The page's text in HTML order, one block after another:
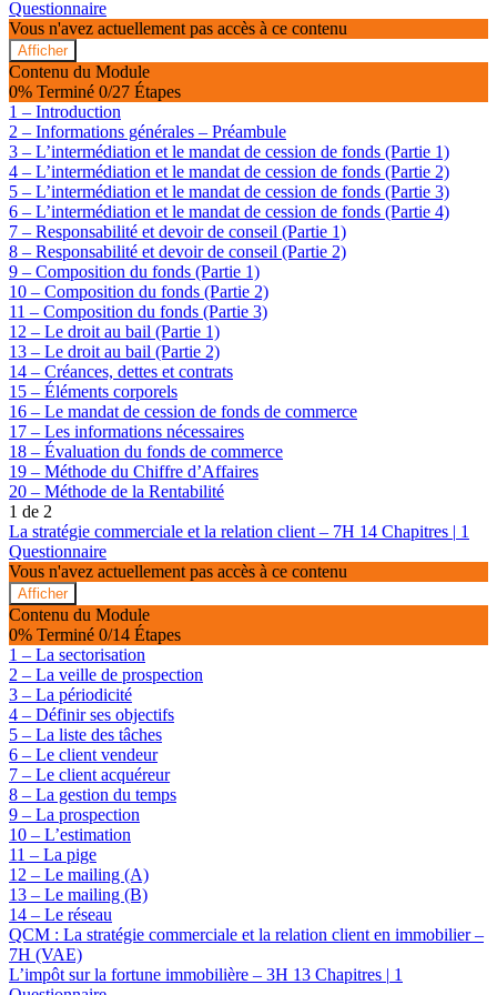
Questionnaire
Vous n'avez actuellement pas accès à ce contenu
Afficher
Le
fonds
de
commerce
et
son
évaluation
–
7H
Contenu du Module
0% Terminé 0/27 Étapes
1 – Introduction
2 – Informations générales – Préambule
3 – L’intermédiation et le mandat de cession de fonds (Partie 1)
4 – L’intermédiation et le mandat de cession de fonds (Partie 2)
5 – L’intermédiation et le mandat de cession de fonds (Partie 3)
6 – L’intermédiation et le mandat de cession de fonds (Partie 4)
7 – Responsabilité et devoir de conseil (Partie 1)
8 – Responsabilité et devoir de conseil (Partie 2)
9 – Composition du fonds (Partie 1)
10 – Composition du fonds (Partie 2)
11 – Composition du fonds (Partie 3)
12 – Le droit au bail (Partie 1)
13 – Le droit au bail (Partie 2)
14 – Créances, dettes et contrats
15 – Éléments corporels
16 – Le mandat de cession de fonds de commerce
17 – Les informations nécessaires
18 – Évaluation du fonds de commerce
19 – Méthode du Chiffre d’Affaires
20 – Méthode de la Rentabilité
1 de 2
La stratégie commerciale et la relation client – 7H 14 Chapitres | 1
Questionnaire
Vous n'avez actuellement pas accès à ce contenu
Afficher
La
stratégie
commerciale
et
la
relation
client
–
7H
Contenu du Module
0% Terminé 0/14 Étapes
1 – La sectorisation
2 – La veille de prospection
3 – La périodicité
4 – Définir ses objectifs
5 – La liste des tâches
6 – Le client vendeur
7 – Le client acquéreur
8 – La gestion du temps
9 – La prospection
10 – L’estimation
11 – La pige
12 – Le mailing (A)
13 – Le mailing (B)
14 – Le réseau
QCM : La stratégie commerciale et la relation client en immobilier –
7H (VAE)
L’impôt sur la fortune immobilière – 3H 13 Chapitres | 1